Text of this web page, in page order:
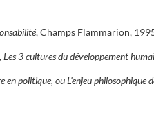
, Champs Flammarion,
Les 3 cultures du développement
en politique, ou L'enjeu philosophique